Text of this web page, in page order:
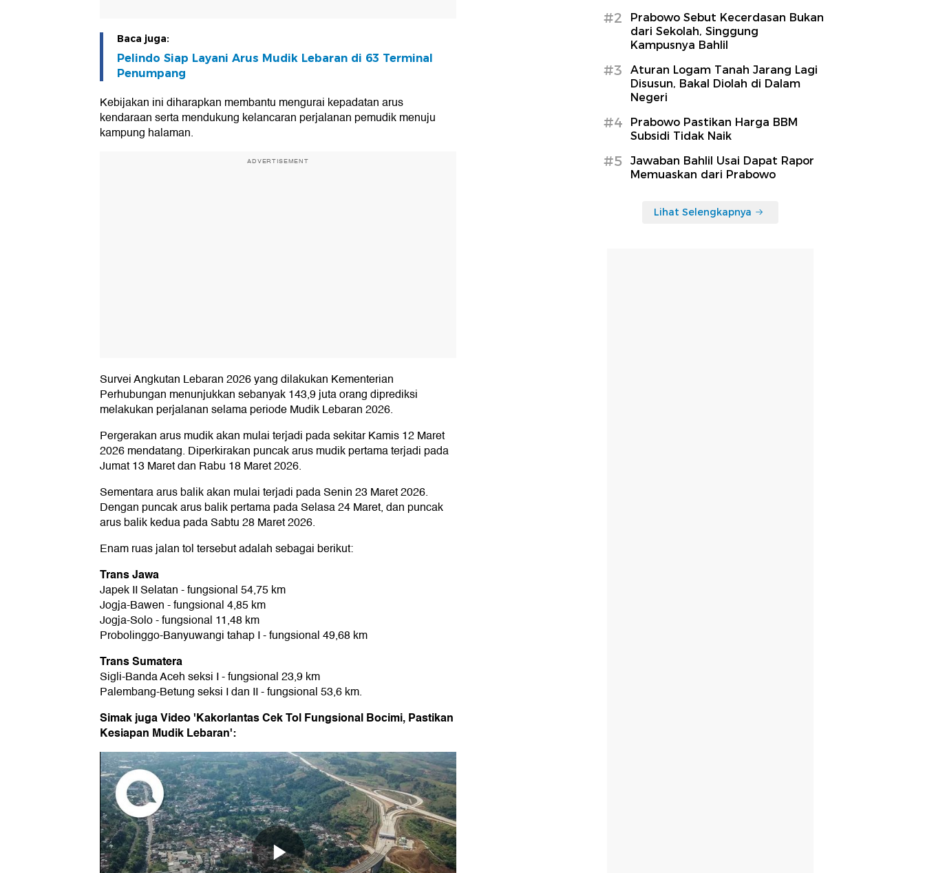
Baca juga:
Pelindo Siap Layani Arus Mudik Lebaran di 63 Terminal
Penumpang
Kebijakan ini diharapkan membantu mengurai kepadatan arus
kendaraan serta mendukung kelancaran perjalanan pemudik menuju
kampung halaman.
ADVERTISEMENT
Survei Angkutan Lebaran 2026 yang dilakukan Kementerian
Perhubungan menunjukkan sebanyak 143,9 juta orang diprediksi
melakukan perjalanan selama periode Mudik Lebaran 2026.
Pergerakan arus mudik akan mulai terjadi pada sekitar Kamis 12 Maret
2026 mendatang. Diperkirakan puncak arus mudik pertama terjadi pada
Jumat 13 Maret dan Rabu 18 Maret 2026.
Sementara arus balik akan mulai terjadi pada Senin 23 Maret 2026.
Dengan puncak arus balik pertama pada Selasa 24 Maret, dan puncak
arus balik kedua pada Sabtu 28 Maret 2026.
Enam ruas jalan tol tersebut adalah sebagai berikut:
Trans Jawa
Japek II Selatan - fungsional 54,75 km
Jogja-Bawen - fungsional 4,85 km
Jogja-Solo - fungsional 11,48 km
Probolinggo-Banyuwangi tahap I - fungsional 49,68 km
Trans Sumatera
Sigli-Banda Aceh seksi I - fungsional 23,9 km
Palembang-Betung seksi I dan II - fungsional 53,6 km.
Simak juga Video 'Kakorlantas Cek Tol Fungsional Bocimi, Pastikan
Kesiapan Mudik Lebaran':
#2
Prabowo Sebut Kecerdasan Bukan
dari Sekolah, Singgung
Kampusnya Bahlil
#3
Aturan Logam Tanah Jarang Lagi
Disusun, Bakal Diolah di Dalam
Negeri
#4
Prabowo Pastikan Harga BBM
Subsidi Tidak Naik
#5
Jawaban Bahlil Usai Dapat Rapor
Memuaskan dari Prabowo
Lihat Selengkapnya